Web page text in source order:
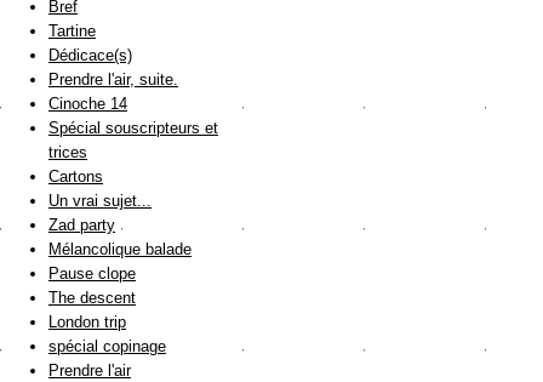
Bref
Tartine
Dédicace(s)
Prendre l'air, suite.
Cinoche 14
Spécial souscripteurs et
trices
Cartons
Un vrai sujet...
Zad party
Mélancolique balade
Pause clope
The descent
London trip
spécial copinage
Prendre l'air